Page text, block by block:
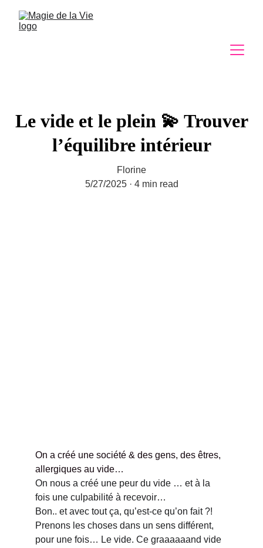
Le vide et le plein 💫 Trouver
l’équilibre intérieur
Florine
5/27/2025
4 min read
On a créé une société & des gens, des êtres,
allergiques au vide…
On nous a créé une peur du vide … et à la
fois une culpabilité à recevoir…
Bon.. et avec tout ça, qu’est-ce qu’on fait ?!
Prenons les choses dans un sens différent,
pour une fois… Le vide. Ce graaaaaand vide